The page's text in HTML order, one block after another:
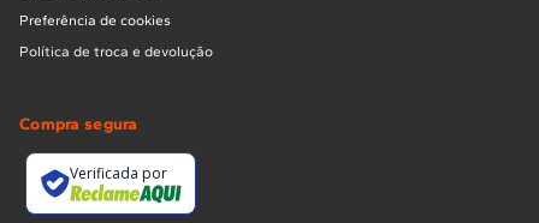
Preferência de cookies
Política de troca e devolução
Compra segura
Verificada por